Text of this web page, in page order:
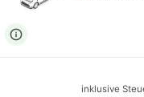
inklusive